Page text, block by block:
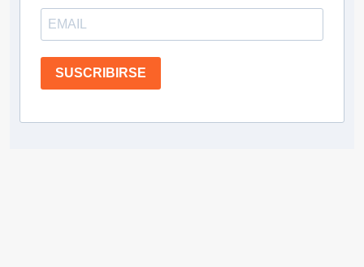
SUSCRIBIRSE